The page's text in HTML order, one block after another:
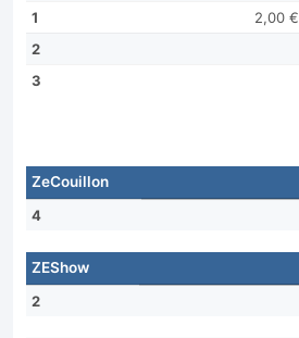
1
2,00 €
2
3
ZeCouillon
4
ZEShow
2